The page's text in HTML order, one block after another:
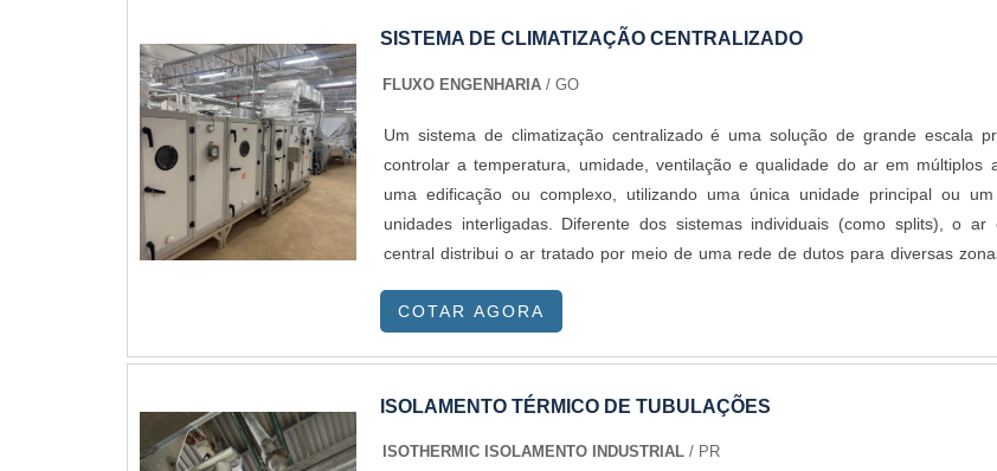
SISTEMA DE CLIMATIZAÇÃO CENTRALIZADO
FLUXO ENGENHARIA/ GO
Um sistema de climatização centralizado é uma solução de grande escala
controlar a temperatura, umidade, ventilação e qualidade do ar em múltiplos
uma edificação ou complexo, utilizando uma única unidade principal ou
unidades interligadas. Diferente dos sistemas individuais (como splits), o ar
central distribui o ar tratado por meio de uma rede de dutos para diversas
COTAR AGORA
ISOLAMENTO TÉRMICO DE TUBULAÇÕES
ISOTHERMIC ISOLAMENTO INDUSTRIAL/ PR